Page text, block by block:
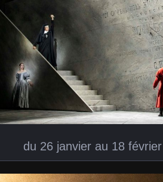
du 26 janvier au 18